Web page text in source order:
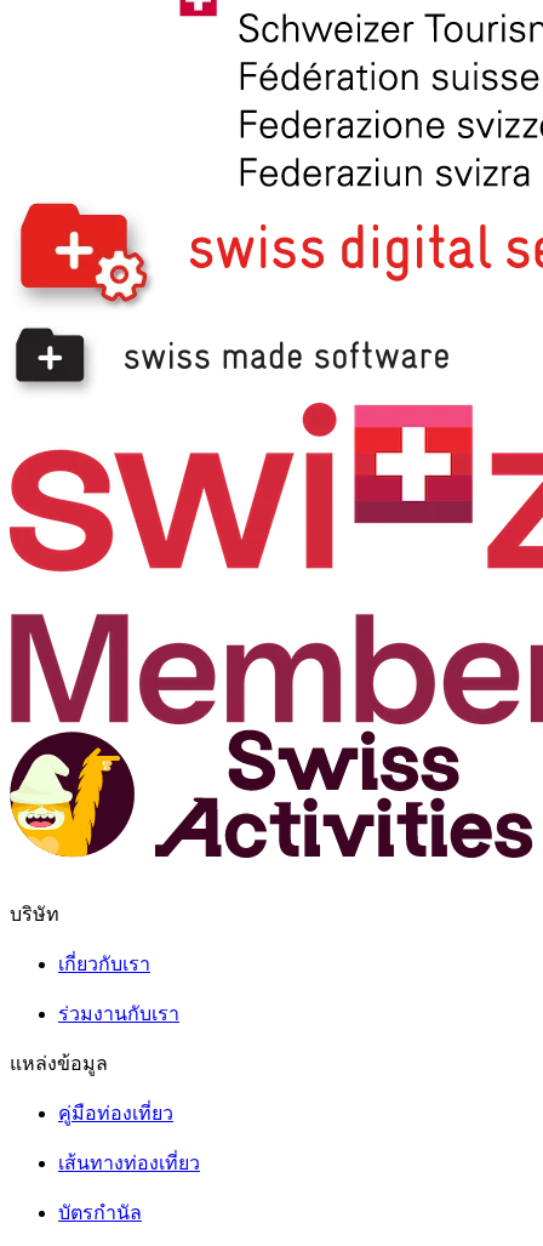
บริษัท
เกี่ยวกับเรา
ร่วมงานกับเรา
แหล่งข้อมูล
คู่มือท่องเที่ยว
เส้นทางท่องเที่ยว
บัตรกำนัล